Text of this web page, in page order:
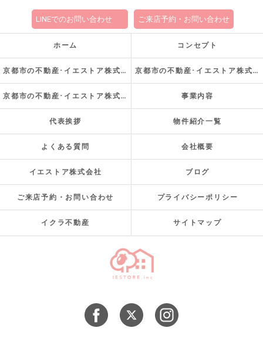
LINEでのお問い合わせ ご来店予約・お問い合わせ
ホーム コンセプト
京都市の不動産･イエストア株式会社の口コミ情報 京都市の不動産･イエストア株式会社の評判
京都市の不動産･イエストア株式会社のお客様の声 事業内容
代表挨拶 物件紹介一覧
よくある質問 会社概要
イエストア株式会社 ブログ
ご来店予約・お問い合わせ プライバシーポリシー
イクラ不動産 サイトマップ